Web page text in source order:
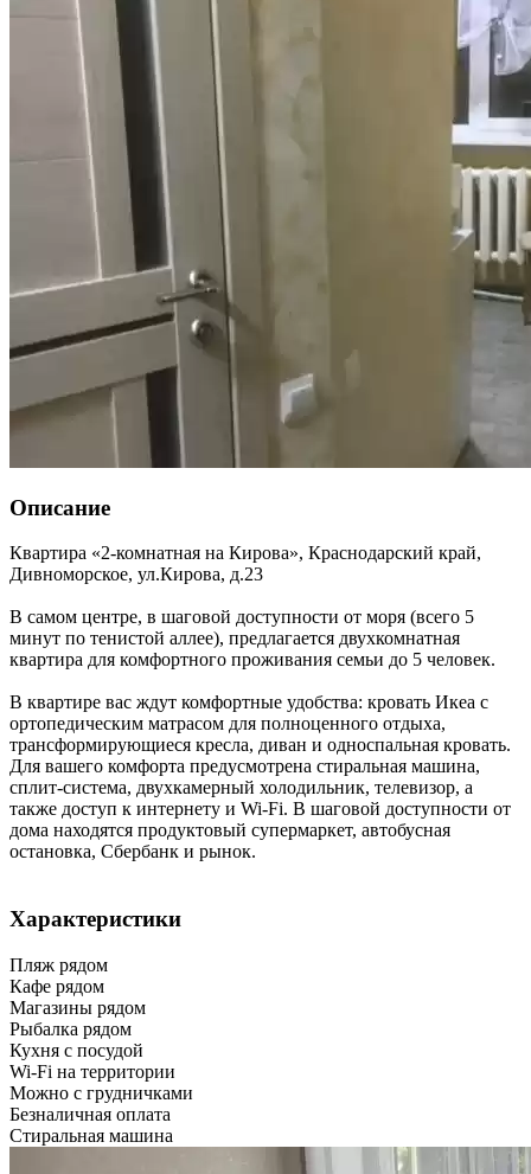
Описание
Квартира «2-комнатная на Кирова», Краснодарский край,
Дивноморское, ул.Кирова, д.23
В самом центре, в шаговой доступности от моря (всего 5
минут по тенистой аллее), предлагается двухкомнатная
квартира для комфортного проживания семьи до 5 человек.
В квартире вас ждут комфортные удобства: кровать Икеа с
ортопедическим матрасом для полноценного отдыха,
трансформирующиеся кресла, диван и односпальная кровать.
Для вашего комфорта предусмотрена стиральная машина,
сплит-система, двухкамерный холодильник, телевизор, а
также доступ к интернету и Wi-Fi. В шаговой доступности от
дома находятся продуктовый супермаркет, автобусная
остановка, Сбербанк и рынок.
Характеристики
Пляж рядом
Кафе рядом
Магазины рядом
Рыбалка рядом
Кухня с посудой
Wi-Fi на территории
Можно с грудничками
Безналичная оплата
Стиральная машина